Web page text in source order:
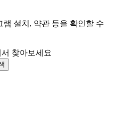
램 설치, 약관 등을 확인할 수
찾아보세요